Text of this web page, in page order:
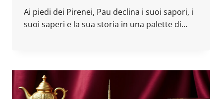
Ai piedi dei Pirenei, Pau declina i suoi sapori, i
suoi saperi e la sua storia in una palette di…